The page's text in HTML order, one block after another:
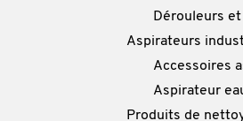
Dérouleurs
Aspirateurs
Accessoires
Aspirateur
Produits de